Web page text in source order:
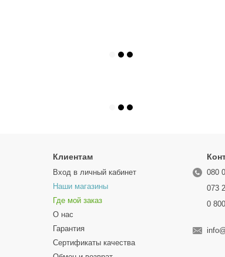
Клиентам
Вход в личный кабинет
Наши магазины
Где мой заказ
О нас
Гарантия
Сертификаты качества
080
073
0